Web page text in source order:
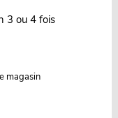
3 ou 4 fois
magasin